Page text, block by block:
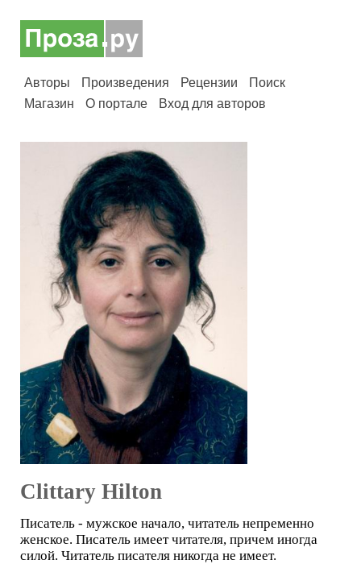
Авторы Произведения Рецензии
Поиск
Магазин
О портале Вход для авторов
Clittary Hilton
Писатель - мужское начало, читатель непременно
женское. Писатель имеет читателя, причем иногда
силой. Читатель писателя никогда не имеет.